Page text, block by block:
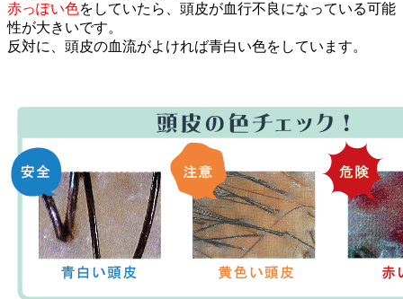
赤っぽい色をしていたら、頭皮が血行不良になっている可能
性が大きいです。
反対に、頭皮の血流がよければ青白い色をしています。